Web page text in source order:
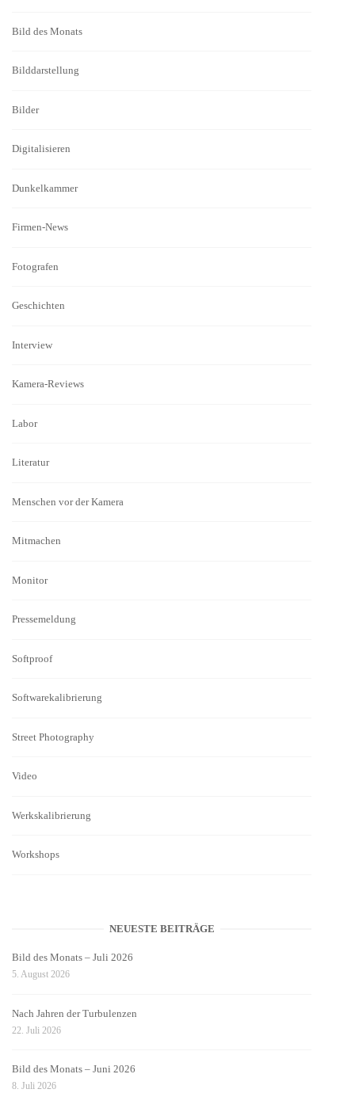
Bild des Monats
Bilddarstellung
Bilder
Digitalisieren
Dunkelkammer
Firmen-News
Fotografen
Geschichten
Interview
Kamera-Reviews
Labor
Literatur
Menschen vor der Kamera
Mitmachen
Monitor
Pressemeldung
Softproof
Softwarekalibrierung
Street Photography
Video
Werkskalibrierung
Workshops
NEUESTE BEITRÄGE
Bild des Monats – Juli 2026
5. August 2026
Nach Jahren der Turbulenzen
22. Juli 2026
Bild des Monats – Juni 2026
8. Juli 2026